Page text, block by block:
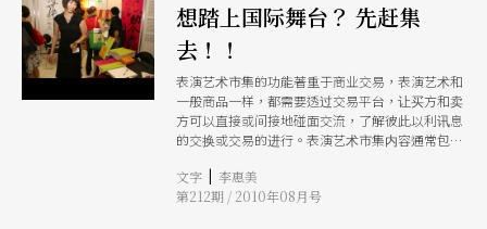
想踏上国际舞台？ 先赶集
去！！
表演艺术市集的功能著重于商业交易，表演艺术和
一般商品一样，都需要透过交易平台，让买方和卖
方可以直接或间接地碰面交流，了解彼此以利讯息
的交换或交易的进行。表演艺术市集内容通常包括
术市集必备的主要活动，而其中的showcase更是
促成交易的一个重要关键。
文字 | 李惠美
第212期 / 2010年08月号